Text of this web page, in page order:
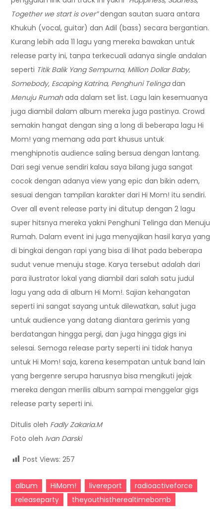
Together we start is over”dengan sautan suara antara
Khukuh (vocal, guitar) dan Adil (bass) secara bergantian.
Kurang lebih ada 11 lagu yang mereka bawakan untuk
release party ini, tanpa terkecuali adanya single andalan
seperti Titik Balik Yang Sempurna, Million Dollar Baby,
Somebody, Escaping Katrina, Penghuni Telingadan
Menuju Rumahada dalam set list. Lagu lain kesemuanya
juga diambil dalam album mereka juga pastinya. Crowd
semakin hangat dengan sing a long di beberapa lagu Hi
Mom! yang memang ada part khusus untuk
menghipnotis audience saling bersua dengan lantang.
Dari segi venue sendiri kalau saya bilang juga sangat
cocok dengan adanya view yang epic dan bikin adem,
sesuai dengan tampilan karakter dari Hi Mom! itu sendiri.
Over all event release party ini ditutup dengan 2 lagu
super hitsnya mereka yakni Penghuni Telinga dan Menuju
Rumah. Dalam event ini juga menyajikan hasil karya yang
di bingkai dengan rapi yang bisa di lihat pada beberapa
sudut venue menuju stage. Karya tersebut adalah dari
para ilustrator lokal yang diambil dari salah satu judul
lagu yang ada di album Hi Mom!. Sajian kehangatan
seperti ini sangat sayang untuk dilewatkan, salut juga
untuk audience yang datang diantara gerimis yang
berdatangan hingga pergi, dan juga hingga gigs ini
selesai. Semoga release party seperti ini tidak hanya
untuk Hi Mom! saja, karena kesempatan untuk band lain
yang bergenre serupa harusnya bisa mengikuti jejak
mereka dengan merilis album sampai menggelar gigs
release party seperti ini.
Ditulis oleh Fadly Zakaria.M
Foto oleh Ivan Darski
Post Views: 257
album HiMom! livereport
radioactiveforce
releaseparty
theyouthistherealtimebomb